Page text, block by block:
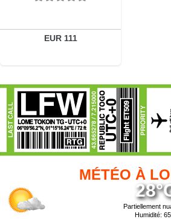
EUR 111
Réserver
MÉTÉO À
Partiellement
Humidité: